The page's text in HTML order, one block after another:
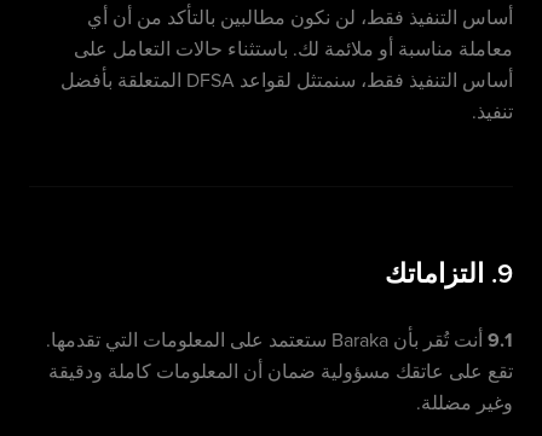
أساس التنفيذ فقط، لن نكون مطالبين بالتأكد من أن أي
معاملة مناسبة أو ملائمة لك. باستثناء حالات التعامل على
أساس التنفيذ فقط، سنمتثل لقواعد DFSA المتعلقة بأفضل
تنفيذ.
9. التزاماتك
9.1
أنت تُقر بأن Baraka ستعتمد على المعلومات التي تقدمها.
تقع على عاتقك مسؤولية ضمان أن المعلومات كاملة ودقيقة
وغير مضللة.